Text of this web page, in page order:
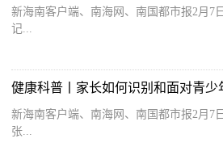
新海南客户端、南海网、南国都市报2月7
记...
新海南客户端、南海网、南国都市报2月7
张...